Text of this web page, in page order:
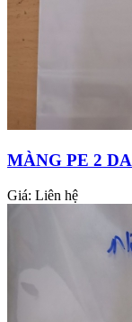
MÀNG PE 2 DA
Giá: Liên hệ